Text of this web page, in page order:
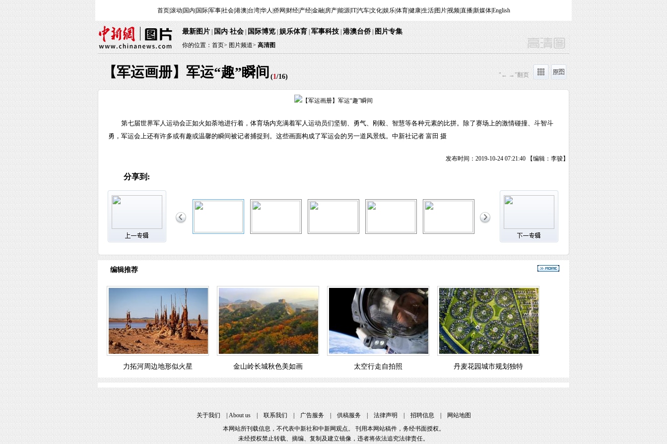
首页|滚动 国内 国际|军事|社会|港澳 台湾|华人 侨网 财经| 产经|金融| 房产|能源|IT|汽车|文化|娱乐|体育|健康|生活| 图片|视频|直播|新媒体|English
最新图片|国内·社会|国际博览|娱乐体育 |军事科技|港澳台侨|图片专集
你的位置：首页>图片频道> 高清图
【军运画册】军运“趣”瞬间(1/16) "← →"翻页
第七届世界军人运动会正如火如荼地进行着，体育场内充满着军人运动员们坚韧、勇气、刚毅、智慧等各种元素的比拼。除了赛场上的激情碰撞、斗智斗
勇，军运会上还有许多或有趣或温馨的瞬间被记者捕捉到。这些画面构成了军运会的另一道风景线。中新社记者 富田 摄
发布时间：2019-10-24 07:21:40 【编辑：李骏】
分享到:
编辑推荐
力拓河周边地形似火星 金山岭长城秋色美如画 太空行走自拍照 丹麦花园城市规划独特
关于我们|About us|联系我们|广告服务|供稿服务|法律声明|招聘信息|网站地图
本网站所刊载信息，不代表中新社和中新网观点。 刊用本网站稿件，务经书面授权。
未经授权禁止转载、摘编、复制及建立镜像，违者将依法追究法律责任。